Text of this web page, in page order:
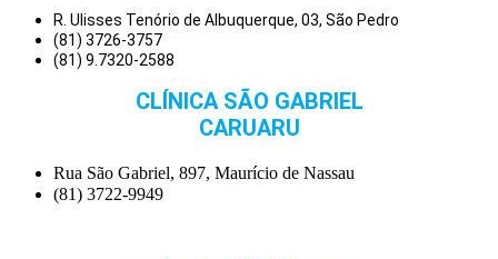
R. Ulisses Tenório de Albuquerque, 03, São Pedro
(81) 3726-3757
(81) 9.7320-2588
CLÍNICA SÃO GABRIEL
CARUARU
Rua São Gabriel, 897, Maurício de Nassau
(81) 3722-9949